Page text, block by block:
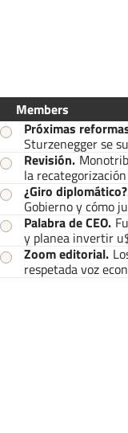
Members
Próximas
Sturzenegger se
Revisión.
la recategorización
¿Giro diplomático?
Gobierno y cómo
Palabra de CEO.
y planea invertir
Zoom editorial.
respetada voz